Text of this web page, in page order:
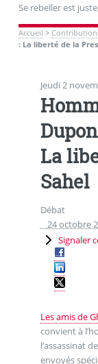
Se rebeller est
Accueil >
: La liberté de la
Jeudi 2
La
Sahel
Débat
24 octobre
Signaler
Les amis de
convient à
l’assassinat
envoyés